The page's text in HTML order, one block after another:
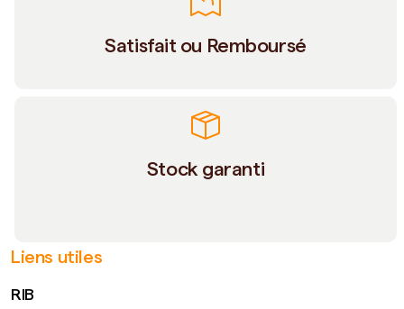
Satisfait ou Remboursé
Stock garanti
Liens utiles
RIB